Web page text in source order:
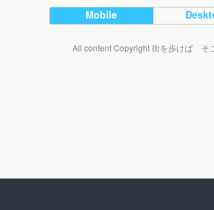
Mobile
All content Copyright 街を歩けば そ